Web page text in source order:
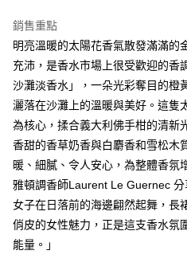
結帳頁面，進行簡訊認證並確認金額後
２．訂單成立數日內，您將收到繳費通
３．收到繳費通知簡訊後14天內，點
ATM／網路銀行／等多元方式進行付款
購買商品的店家。未經商家同意取消之
後付繳納相關費用。
※ 交易是否成功請以「AFTEE先享後付
是否繳費成功／繳費後需取消欲退款等
客戶支援中心」https://
【注意事項】
１．透過由恩沛科技股份有限公司提供
易，需依本服務之必要範圍內提供個人
權轉讓予恩沛科技股份有限公司。
https://aftee.tw/terms/#terms3
付款後全家取貨
每筆NT$80，滿NT$1,500(含以上)
萊爾富取貨付款
每筆NT$80，滿NT$1,500(含以上)
付款後萊爾富取貨
每筆NT$80，滿NT$1,500(含以上)
7-11取貨付款
每筆NT$80，滿NT$1,500(含以上)
付款後7-11取貨
每筆NT$80，滿NT$1,500(含以上)
銷售重點
明亮溫暖的太陽花香氣散發滿滿的
充沛，是香水市場上很受歡迎的香
沙灘淡香水」，一朵光彩奪目的橙
灑落在沙灘上的溫暖與美好。這隻
為核心，揉合義大利佛手柑的清新
香甜的香草奶香與白麝香和雪松木
暖、細膩、令人安心，為整體香氛
雅頓調香師Laurent Le Guernec
女子在日落前的海邊翩然起舞，長
俏皮的女性魅力，正是這支香水
能量。」